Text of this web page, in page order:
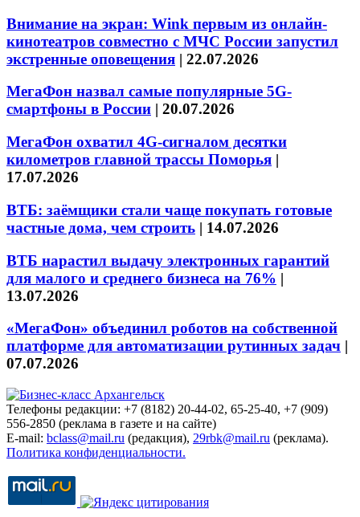
Внимание на экран: Wink первым из онлайн-
кинотеатров совместно с МЧС России запустил
экстренные оповещения | 22.07.2026
МегаФон назвал самые популярные 5G-
смартфоны в России | 20.07.2026
МегаФон охватил 4G-сигналом десятки
километров главной трассы Поморья |
17.07.2026
ВТБ: заёмщики стали чаще покупать готовые
частные дома, чем строить | 14.07.2026
ВТБ нарастил выдачу электронных гарантий
для малого и среднего бизнеса на 76% |
13.07.2026
«МегаФон» объединил роботов на собственной
платформе для автоматизации рутинных задач |
07.07.2026
Телефоны редакции: +7 (8182) 20-44-02, 65-25-40, +7 (909)
556-2850 (реклама в газете и на сайте)
E-mail: bclass@mail.ru (редакция), 29rbk@mail.ru (реклама).
Политика конфиденциальности.